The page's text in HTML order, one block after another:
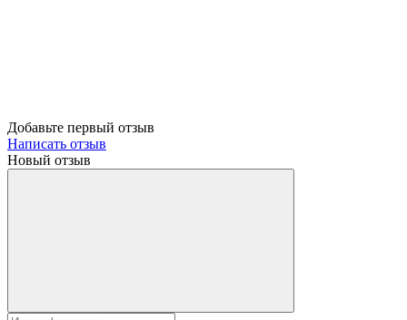
Добавьте первый отзыв
Написать отзыв
Новый отзыв